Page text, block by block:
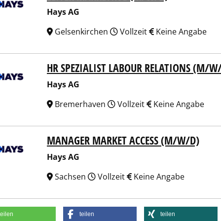
Hays AG
Gelsenkirchen
Vollzeit Keine Angabe
HR SPEZIALIST LABOUR RELATIONS (M/
Hays AG
Bremerhaven
Vollzeit Keine Angabe
MANAGER MARKET ACCESS (M/W/D)
Hays AG
Sachsen
Vollzeit Keine Angabe
teilen teilen